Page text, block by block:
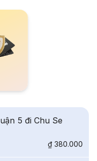
5 đi Chu Se
₫ 380.000